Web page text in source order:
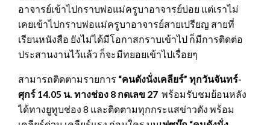
อาจารย์เข้าไปกราบพ่อแม่ครูบาอาจารย์บ่อย แต่เราไม่
เคยเข้าไปกราบพ่อแม่ครูบาอาจารย์สายเปรียญ สายที่
เรียนหนังสือ ยังไม่ได้มีโอกาสกราบเข้าไป ก็มีการติดต่อ
ประสานงานไว้แล้ว ก็จะมีทยอยเข้าไปเรื่อยๆ
สามารถติดตามรายการ “คนดังนั่งเคลียร์” ทุกวันจันทร์-
ศุกร์ 14.05 น. ทางช่อง 8 กดเลข 27 พร้อมรับชมย้อนหลัง
ได้ทางยูทูบช่อง 8 และติดตามทุกกระแสข่าวดัง พร้อม